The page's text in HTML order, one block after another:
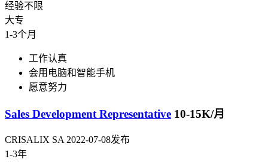
经验不限
大专
1-3个月
工作认真
会用电脑和智能手机
愿意努力
Sales Development Representative 10-15K/月
CRISALIX SA 2022-07-08发布
1-3年